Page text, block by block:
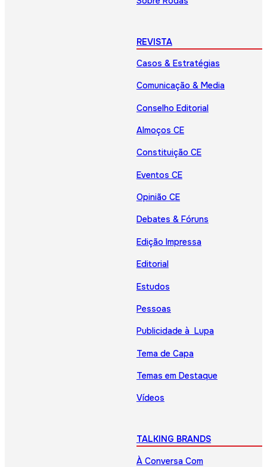
REVISTA
Casos & Estratégias
Comunicação & Media
Conselho Editorial
Almoços CE
Constituição CE
Eventos CE
Opinião CE
Debates & Fóruns
Edição Impressa
Editorial
Estudos
Pessoas
Publicidade à Lupa
Tema de Capa
Temas em Destaque
Vídeos
TALKING BRANDS
À Conversa Com